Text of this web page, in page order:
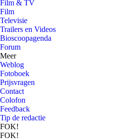
Film & TV
Film
Televisie
Trailers en Videos
Bioscoopagenda
Forum
Meer
Weblog
Fotoboek
Prijsvragen
Contact
Colofon
Feedback
Tip de redactie
FOK!
FOK!